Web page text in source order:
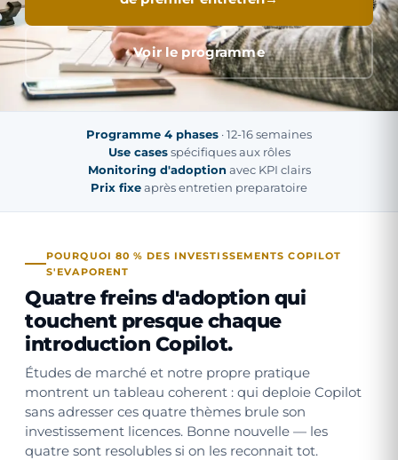
Voir le programme
Programme 4 phases · 12-16 semaines
Use casesspécifiques aux rôles
Monitoring d'adoption avec KPI clairs
Prix fixe après entretien preparatoire
POURQUOI 80 % DES INVESTISSEMENTS COPILOT
S'EVAPORENT
Quatre freins d'adoption qui
touchent presque chaque
introduction Copilot.
Études de marché et notre propre pratique
montrent un tableau coherent : qui deploie Copilot
sans adresser ces quatre thèmes brule son
investissement licences. Bonne nouvelle — les
quatre sont resolubles si on les reconnait tot.